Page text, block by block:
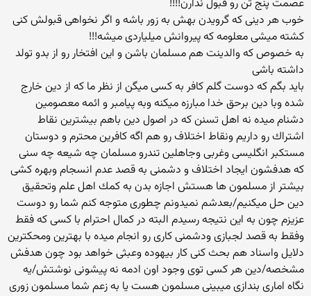
عصمت پنج تن رو قبول ندارن!!!!
خوب هر دینی كه گرویدن بهش به زور باشه و اگر نخواهی قبولش كنی
كشته میشی معلومه كه پیروانش میلیاردی میشه!!!
به خصوص كه والدینت هم مسلمان باشن و این افتخار رو از بدو تولد
داشته باشی
باید بگم كه دوست گلم كافر به كسی میگن از نظر ما كه از دین خارج
شده وبا دین برحق خدا مبارزه میكنه وبه پیامبر و ائمه معصومین
دشنام میده نه اهل تسنن كه در اصول دین باهم بیشترین نقاط
اشتراك رو داریم ونقاط اختلاف رو هم اگه كافرین محترم و دوستان
مستكبر انگلیسی وغربی وجاهلین تندرو مسلمان چه شیعه چه سنی
كه هدفشون ایجاد اختلاف و دشمنی به قصد عدم انسجام وبهره كشی
بیشتر از مسلمون ها هستش اجازه بدن به كمك اهل علم وتحقیق
دین حل میكنیم/بعدشم نمیدونم چطوری متوجه كنم شما رو دوست
عزیزم چون به این نتیجه رسیدم البته در كمال احترام با كسی كه فقط
وفقط به قصد لجبازی ودشمنی كاری رو انجام میده با بهترین ومحكترین
دلایل واسناد هم بحث كنی كار بیهوده وعبثی خواهد بود چون هدفش
مشخصه/دین هر كسی توی وجود اون ادمه نه پیشونی نوشتش/یه
نگاه اماری بندازی میبینی مسلمون هست یا به زعم شما مسلمون زوری